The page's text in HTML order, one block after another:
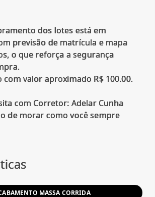
dos lotes está em
previsão de matrícula e mapa
o que reforça a segurança
com valor aproximado R$ 100.00.
com Corretor: Adelar Cunha
de morar como você sempre
MASSA CORRIDA